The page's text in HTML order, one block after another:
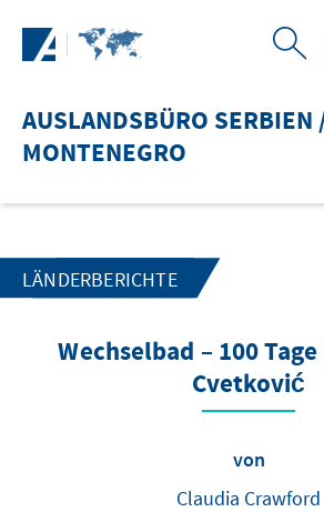
AUSLANDSBÜRO SERBIEN
MONTENEGRO
LÄNDERBERICHTE
Wechselbad – 100
Cvetković
von
Claudia Crawford